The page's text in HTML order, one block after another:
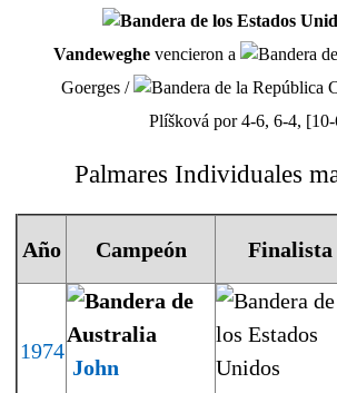
Vandeweghevencieron a
Goerges /
Plíšková por 4-6, 6-4,
Palmares Individuales
Año Campeón Finalista
1974
John